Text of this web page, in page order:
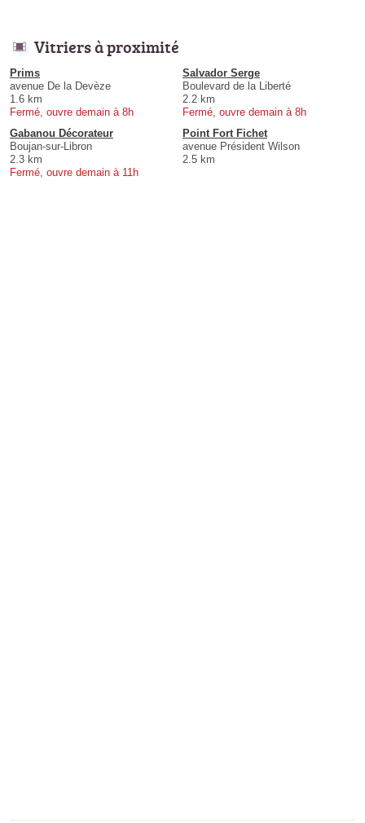
Vitriers à proximité
Prims
avenue De la Devèze
1.6 km
Fermé, ouvre demain à 8h
Salvador Serge
Boulevard de la Liberté
2.2 km
Fermé, ouvre demain à 8h
Gabanou Décorateur
Boujan-sur-Libron
2.3 km
Fermé, ouvre demain à 11h
Point Fort Fichet
avenue Président Wilson
2.5 km